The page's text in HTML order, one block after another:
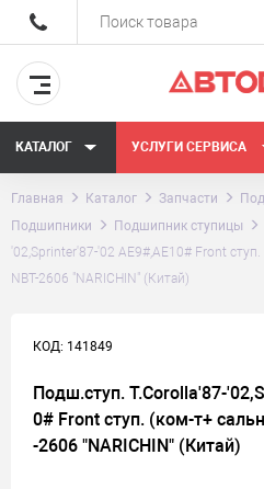
КАТАЛОГ УСЛУГИ СЕРВИСА
Главная Каталог Запчасти
Подшипники
Подшипник ступицы
'02,Sprinter'87-'02 AE9#,AE10# Front
NBT-2606 "NARICHIN" (Китай)
КОД: 141849
Подш.ступ. T.Corolla'87-
0# Front ступ. (ком-т+
-2606 "NARICHIN" (Китай)